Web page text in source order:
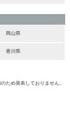
岡山県
香川県
ため発表しておりません。